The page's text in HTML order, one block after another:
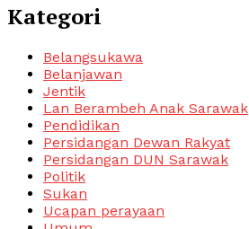
Kategori
Belangsukawa
Belanjawan
Jentik
Lan Berambeh Anak Sarawak
Pendidikan
Persidangan Dewan Rakyat
Persidangan DUN Sarawak
Politik
Sukan
Ucapan perayaan